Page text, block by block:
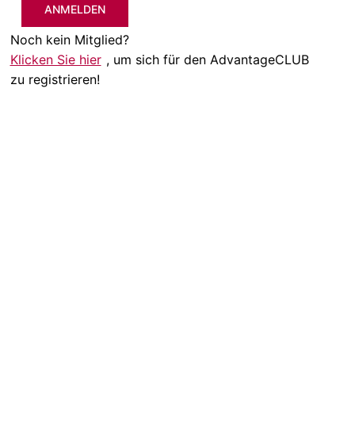
ANMELDEN
Noch kein Mitglied?
Klicken Sie hier , um sich für den AdvantageCLUB
zu registrieren!